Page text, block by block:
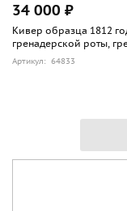
34 000 ₽
Кивер образца 1812
гренадерской роты,
Артикул: 64833